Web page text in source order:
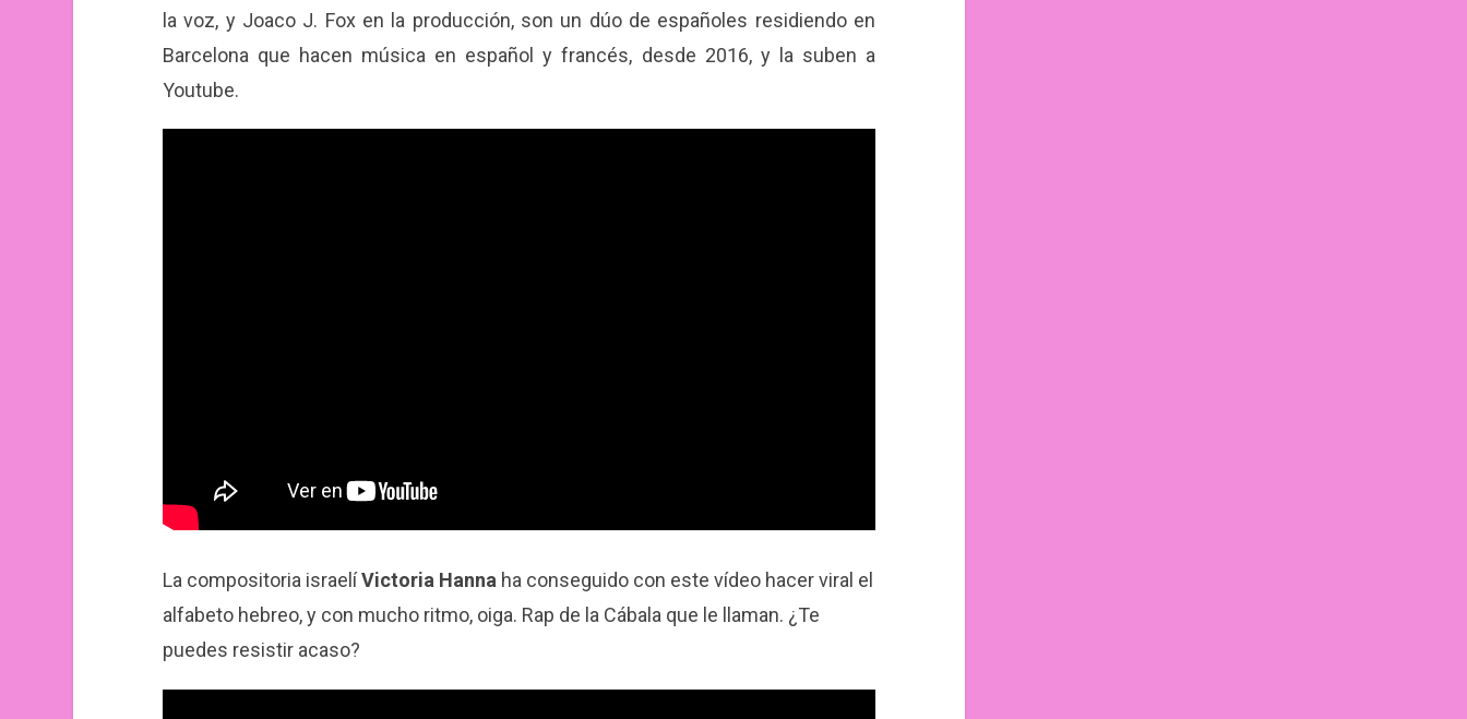
la voz, y Joaco J. Foxen la producción, son un dúo de españoles residiendo en
Barcelona que hacen música en español y francés, desde 2016, y la suben a
Youtube.
La compositoria israelíVictoria Hannaha conseguido con este vídeo hacer viral el
alfabeto hebreo, y con mucho ritmo, oiga. Rap de la Cábala que le llaman. ¿Te
puedes resistir acaso?